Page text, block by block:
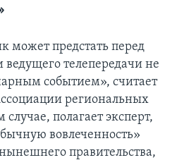
может предстать перед
ведущего телепередачи не
событием», считает
региональных
полагает эксперт,
вовлеченность»
правительства,